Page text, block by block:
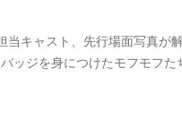
キャスト、先行場面写真が
ッジを身につけたモフモフた